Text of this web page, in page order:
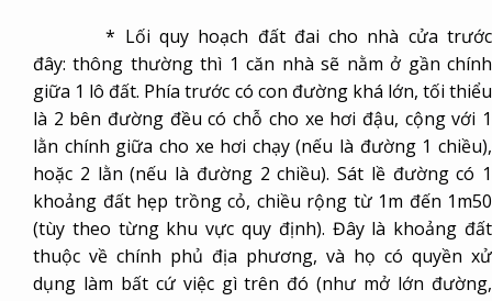
* Lối quy hoạch đất đai cho nhà cửa trước
đây: thông thường thì 1 căn nhà sẽ nằm ở gần chính
giữa 1 lô đất. Phía trước có con đường khá lớn, tối thiểu
là 2 bên đường đều có chỗ cho xe hơi đậu, cộng với 1
lằn chính giữa cho xe hơi chạy (nếu là đường 1 chiều),
hoặc 2 lằn (nếu là đường 2 chiều). Sát lề đường có 1
khoảng đất hẹp trồng cỏ, chiều rộng từ 1m đến 1m50
(tùy theo từng khu vực quy định). Đây là khoảng đất
thuộc về chính phủ địa phương, và họ có quyền xử
dụng làm bất cứ việc gì trên đó (như mở lớn đường,